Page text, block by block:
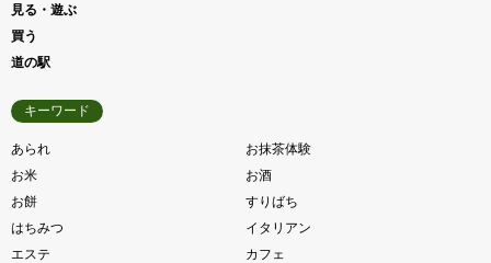
見る・遊ぶ
買う
道の駅
キーワード
あられ
お抹茶体験
お米
お酒
お餅
すりばち
はちみつ
イタリアン
エステ
カフェ